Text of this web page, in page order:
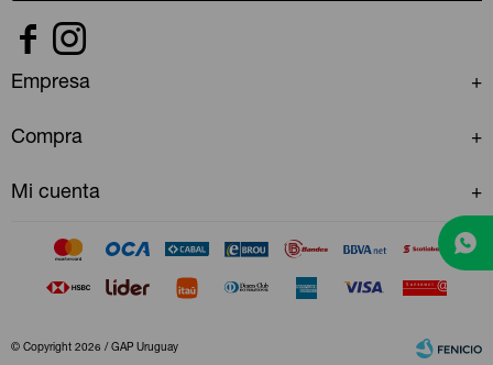
 
Empresa
Compra
Mi cuenta
© Copyright 2026 / GAP Uruguay